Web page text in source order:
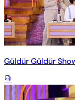
Güldür Güldür